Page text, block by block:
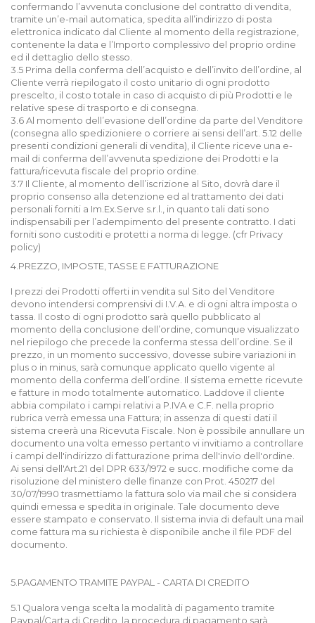
confermando l’avvenuta conclusione del contratto di vendita,
tramite un’e-mail automatica, spedita all’indirizzo di posta
elettronica indicato dal Cliente al momento della registrazione,
contenente la data e l’Importo complessivo del proprio ordine
ed il dettaglio dello stesso.
3.5 Prima della conferma dell’acquisto e dell’invito dell’ordine, al
Cliente verrà riepilogato il costo unitario di ogni prodotto
prescelto, il costo totale in caso di acquisto di più Prodotti e le
relative spese di trasporto e di consegna.
3.6 Al momento dell’evasione dell’ordine da parte del Venditore
(consegna allo spedizioniere o corriere ai sensi dell’art. 5.12 delle
presenti condizioni generali di vendita), il Cliente riceve una e-
mail di conferma dell’avvenuta spedizione dei Prodotti e la
fattura/ricevuta fiscale del proprio ordine.
3.7 Il Cliente, al momento dell’iscrizione al Sito, dovrà dare il
proprio consenso alla detenzione ed al trattamento dei dati
personali forniti a Im.Ex.Serve s.r.l., in quanto tali dati sono
indispensabili per l’adempimento del presente contratto. I dati
forniti sono custoditi e protetti a norma di legge. (cfr Privacy
policy)
4.PREZZO, IMPOSTE, TASSE E FATTURAZIONE
I prezzi dei Prodotti offerti in vendita sul Sito del Venditore
devono intendersi comprensivi di I.V.A. e di ogni altra imposta o
tassa. Il costo di ogni prodotto sarà quello pubblicato al
momento della conclusione dell’ordine, comunque visualizzato
nel riepilogo che precede la conferma stessa dell’ordine. Se il
prezzo, in un momento successivo, dovesse subire variazioni in
plus o in minus, sarà comunque applicato quello vigente al
momento della conferma dell’ordine. Il sistema emette ricevute
e fatture in modo totalmente automatico. Laddove il cliente
abbia compilato i campi relativi a P.IVA e C.F. nella proprio
rubrica verrà emessa una Fattura; in assenza di questi dati il
sistema creerà una Ricevuta Fiscale. Non è possibile annullare un
documento una volta emesso pertanto vi invitiamo a controllare
i campi dell'indirizzo di fatturazione prima dell'invio dell'ordine.
Ai sensi dell'Art.21 del DPR 633/1972 e succ. modifiche come da
risoluzione del ministero delle finanze con Prot. 450217 del
30/07/1990 trasmettiamo la fattura solo via mail che si considera
quindi emessa e spedita in originale. Tale documento deve
essere stampato e conservato. Il sistema invia di default una mail
come fattura ma su richiesta è disponibile anche il file PDF del
documento.
5.PAGAMENTO TRAMITE PAYPAL - CARTA DI CREDITO
5.1 Qualora venga scelta la modalità di pagamento tramite
Paypal/Carta di Credito, la procedura di pagamento sarà